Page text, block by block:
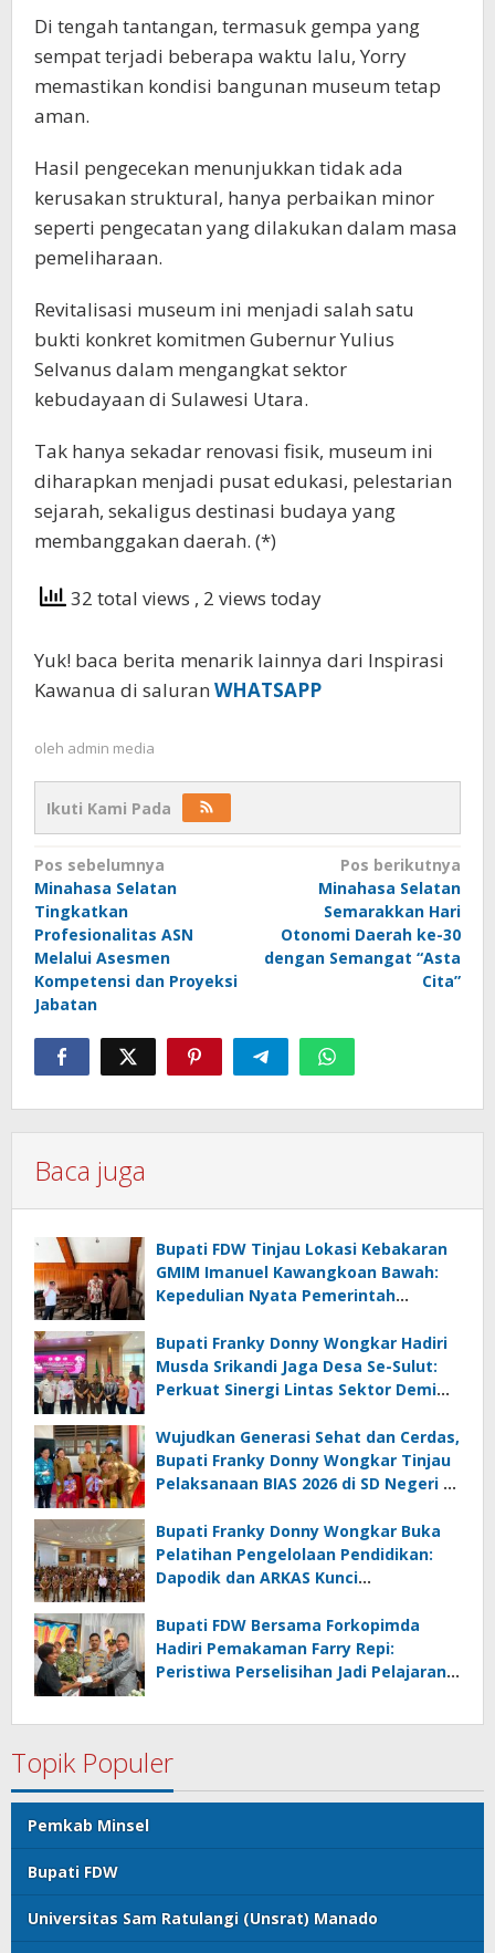
Di tengah tantangan, termasuk gempa yang
sempat terjadi beberapa waktu lalu, Yorry
memastikan kondisi bangunan museum tetap
aman.
Hasil pengecekan menunjukkan tidak ada
kerusakan struktural, hanya perbaikan minor
seperti pengecatan yang dilakukan dalam masa
pemeliharaan.
Revitalisasi museum ini menjadi salah satu
bukti konkret komitmen Gubernur Yulius
Selvanus dalam mengangkat sektor
kebudayaan di Sulawesi Utara.
Tak hanya sekadar renovasi fisik, museum ini
diharapkan menjadi pusat edukasi, pelestarian
sejarah, sekaligus destinasi budaya yang
membanggakan daerah. (*)
32 total views , 2 views today
Yuk! baca berita menarik lainnya dari Inspirasi
Kawanua di saluran WHATSAPP
oleh admin media
Ikuti Kami Pada
Navigasi
pos
Pos sebelumnya
Minahasa Selatan
Tingkatkan
Profesionalitas ASN
Melalui Asesmen
Kompetensi dan Proyeksi
Jabatan
Pos berikutnya
Minahasa Selatan
Semarakkan Hari
Otonomi Daerah ke-30
dengan Semangat “Asta
Cita”
Baca juga
Bupati FDW Tinjau Lokasi Kebakaran
GMIM Imanuel Kawangkoan Bawah:
Kepedulian Nyata Pemerintah
Terdampak
Bupati Franky Donny Wongkar Hadiri
Musda Srikandi Jaga Desa Se-Sulut:
Perkuat Sinergi Lintas Sektor Demi
Wujudkan Generasi Sehat dan Cerdas,
Bupati Franky Donny Wongkar Tinjau
Pelaksanaan BIAS 2026 di SD Negeri 2
Bupati Franky Donny Wongkar Buka
Pelatihan Pengelolaan Pendidikan:
Dapodik dan ARKAS Kunci
Minahasa Selatan
Bupati FDW Bersama Forkopimda
Hadiri Pemakaman Farry Repi:
Peristiwa Perselisihan Jadi Pelajaran,
Topik Populer
Pemkab Minsel
Bupati FDW
Universitas Sam Ratulangi (Unsrat) Manado